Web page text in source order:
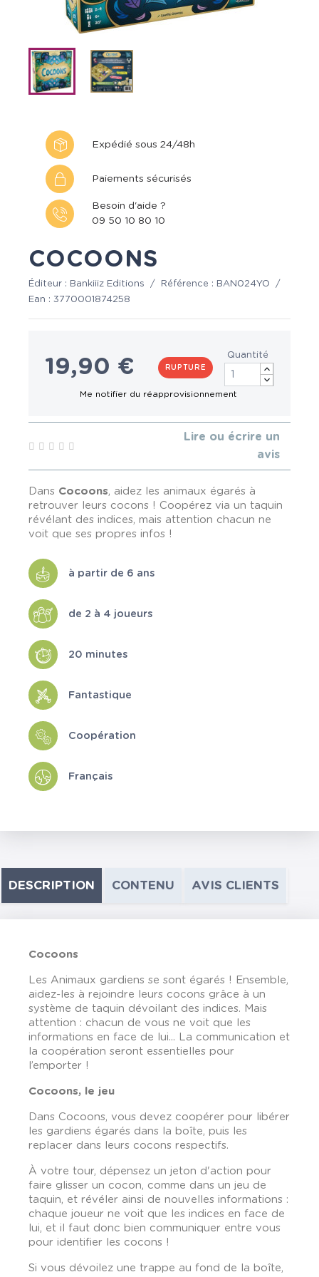
Expédié sous 24/48h
Paiements sécurisés
Besoin d'aide ?
09 50 10 80 10
COCOONS
Éditeur : Bankiiiz Editions / Référence : BAN024YO
/
Ean : 3770001874258
19,90 € RUPTURE
Quantité
Lire ou écrire un
avis
Dans Cocoons, aidez les animaux égarés à
retrouver leurs cocons ! Coopérez via un taquin
révélant des indices, mais attention chacun ne
voit que ses propres infos !
à partir de 6 ans
de 2 à 4 joueurs
20 minutes
Fantastique
Coopération
Français
DESCRIPTION CONTENU AVIS CLIENTS
Cocoons
Les Animaux gardiens se sont égarés ! Ensemble,
aidez-les à rejoindre leurs cocons grâce à un
système de taquin dévoilant des indices. Mais
attention : chacun de vous ne voit que les
informations en face de lui... La communication et
la coopération seront essentielles pour
l’emporter !
Cocoons, le jeu
Dans Cocoons, vous devez coopérer pour libérer
les gardiens égarés dans la boîte, puis les
replacer dans leurs cocons respectifs.
À votre tour, dépensez un jeton d'action pour
faire glisser un cocon, comme dans un jeu de
taquin, et révéler ainsi de nouvelles informations :
chaque joueur ne voit que les indices en face de
lui, et il faut donc bien communiquer entre vous
pour identifier les cocons !
Si vous dévoilez une trappe au fond de la boîte,